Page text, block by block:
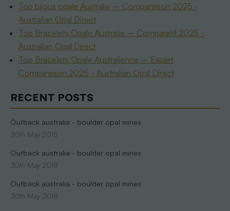
RECENT POSTS
Outback australia - boulder opal mines
30th May 2018
Outback australia - boulder opal mines
30th May 2018
Outback australia - boulder opal mines
30th May 2018
Top bijoux opale Australie – Comparaison 2025 -
Australian Opal Direct
Top Bracelets Opale Australie – Comparatif 2025 -
Australian Opal Direct
Top Bracelets Opale Australienne – Expert
Comparaison 2025 - Australian Opal Direct